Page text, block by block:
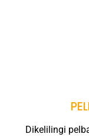
Dikelilingi